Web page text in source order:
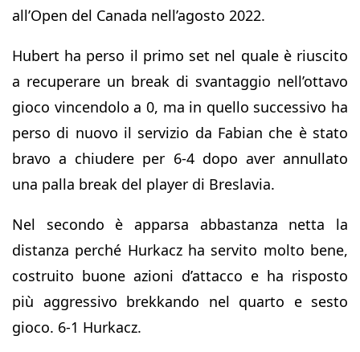
all’Open del Canada nell’agosto 2022.
Hubert ha perso il primo set nel quale è riuscito
a recuperare un break di svantaggio nell’ottavo
gioco vincendolo a 0, ma in quello successivo ha
perso di nuovo il servizio da Fabian che è stato
bravo a chiudere per 6-4 dopo aver annullato
una palla break del player di Breslavia.
Nel secondo è apparsa abbastanza netta la
distanza perché Hurkacz ha servito molto bene,
costruito buone azioni d’attacco e ha risposto
più aggressivo brekkando nel quarto e sesto
gioco. 6-1 Hurkacz.